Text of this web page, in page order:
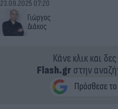
Γιώργος
Διάκος
23.09.2025 07:20
Κάνε κλικ και
Flash.grστην